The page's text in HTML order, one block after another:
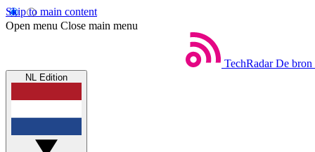
Skip to main content
Open menu Close main menu
TechRadar De bron
NL Edition